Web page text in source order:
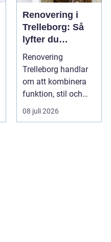
Renovering i
Trelleborg: Så
lyfter du
hemmet på ett
smart sätt
Renovering
Trelleborg handlar
om att kombinera
funktion, stil och
långsiktig ekonomi i
samma p...
08 juli 2026